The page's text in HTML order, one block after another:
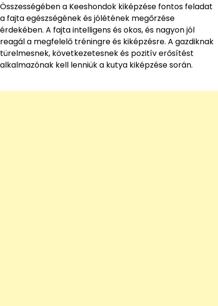
Összességében a Keeshondok kiképzése fontos feladat
a fajta egészségének és jólétének megőrzése
érdekében. A fajta intelligens és okos, és nagyon jól
reagál a megfelelő tréningre és kiképzésre. A gazdiknak
türelmesnek, következetesnek és pozitív erősítést
alkalmazónak kell lenniük a kutya kiképzése során.